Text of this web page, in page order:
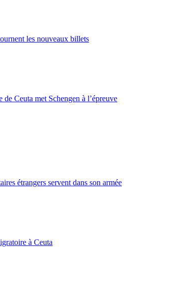
les nouveaux billets
Ceuta met Schengen à l’épreuve
étrangers servent dans son armée
à Ceuta